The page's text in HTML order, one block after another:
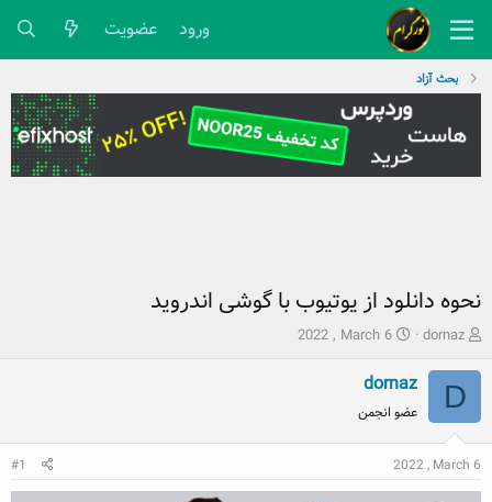
ورود عضویت
بحث آزاد
نحوه دانلود از یوتیوب با گوشی اندروید
ش
ع
ک
ن
ن
د
dornaz
ت
ر
خ
ش
و
2022 , March 6
D
dornaz
عضو انجمن
2022 , March 6
#1